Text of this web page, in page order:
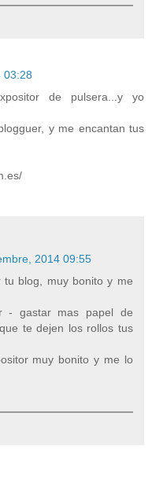
03:28
de pulsera...y yo
y me encantan tus
2014 09:55
tu blog, muy bonito y me
- gastar mas papel de
te dejen los rollos tus
muy bonito y me lo